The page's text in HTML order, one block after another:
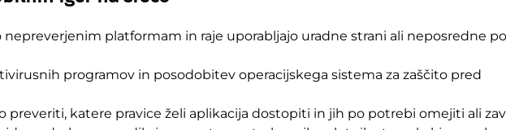
platformam in raje uporabljajo uradne strani ali neposredne
programov in posodobitev operacijskega sistema za zaščito pred
preveriti, katere pravice želi aplikacija dostopiti in jih po potrebi omejiti ali